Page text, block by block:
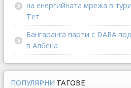
на енергийната мрежа в
Тет
Бангаранга парти с DARA
в Албена
ПОПУЛЯРНИ ТАГОВЕ